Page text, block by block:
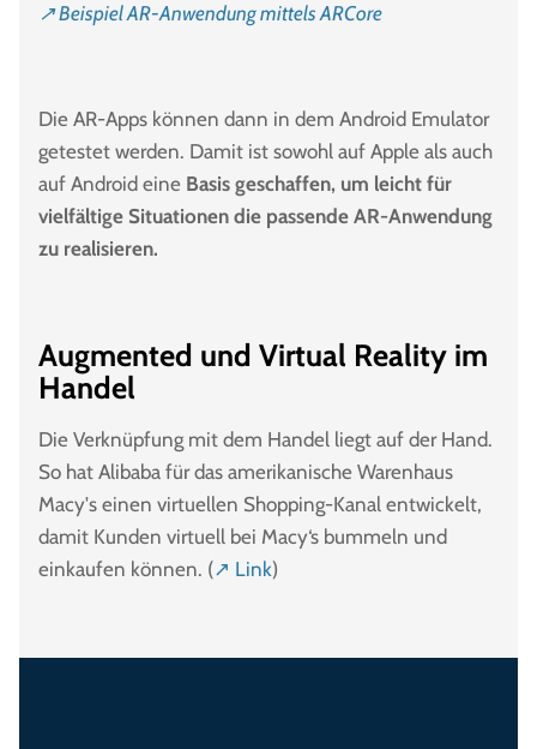
↗ Beispiel AR-Anwendung mittels ARCore
Die AR-Apps können dann in dem Android Emulator
getestet werden. Damit ist sowohl auf Apple als auch
auf Android eine Basis geschaffen, um leicht für
vielfältige Situationen die passende AR-Anwendung
zu realisieren.
Augmented und Virtual Reality im
Handel
Die Verknüpfung mit dem Handel liegt auf der Hand.
So hat Alibaba für das amerikanische Warenhaus
Macy's einen virtuellen Shopping-Kanal entwickelt,
damit Kunden virtuell bei Macy‘s bummeln und
einkaufen können. (↗ Link)